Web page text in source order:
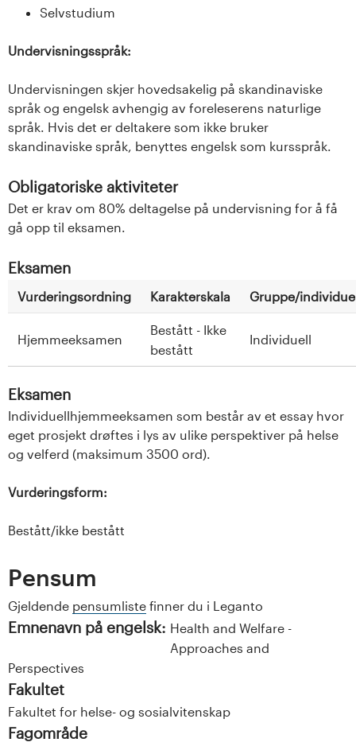
Selvstudium
Undervisningsspråk:
Undervisningen skjer hovedsakelig på skandinaviske
språk og engelsk avhengig av foreleserens naturlige
språk. Hvis det er deltakere som ikke bruker
skandinaviske språk, benyttes engelsk som kursspråk.
Obligatoriske aktiviteter
Det er krav om 80% deltagelse på undervisning for å få
gå opp til eksamen.
Eksamen
Vurderingsordning Karakterskala Gruppe/
Hjemmeeksamen
Bestått - Ikke
bestått
Individuell
Eksamen
Individuellhjemmeeksamen som består av et essay hvor
eget prosjekt drøftes i lys av ulike perspektiver på helse
og velferd (maksimum 3500 ord).
Vurderingsform:
Bestått/ikke bestått
Pensum
Gjeldende pensumliste finner du i Leganto
Emnenavn på engelsk: Health and Welfare -
Approaches and
Perspectives
Fakultet
Fakultet for helse- og sosialvitenskap
Fagområde